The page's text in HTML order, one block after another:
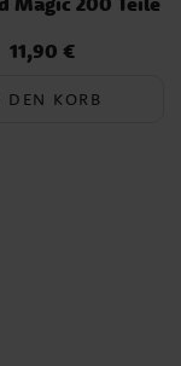
Preis:11,90 €
11,90 €
DEN KORB